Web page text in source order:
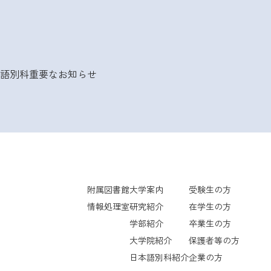
別科重要なお知らせ
附属図書館
情報処理室
大学案内
研究紹介
学部紹介
大学院紹介
日本語別科紹介
受験生の方
在学生の方
卒業生の方
保護者等の方
企業の方